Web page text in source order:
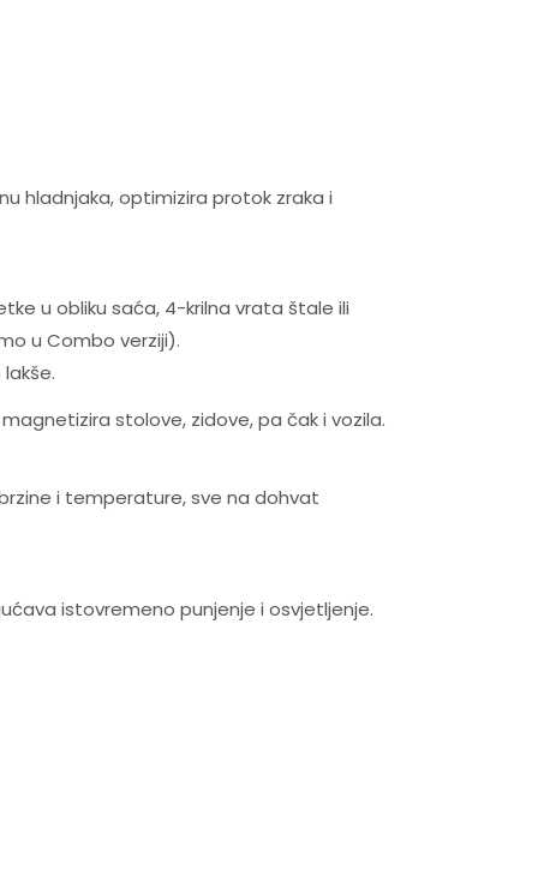
hladnjaka, optimizira protok zraka i
u obliku saća, 4-krilna vrata štale ili
u Combo verziji).
stolove, zidove, pa čak i vozila.
i temperature, sve na dohvat
istovremeno punjenje i osvjetljenje.